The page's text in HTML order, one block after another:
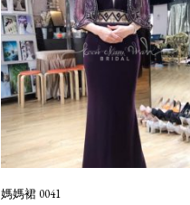
媽媽裙 0041